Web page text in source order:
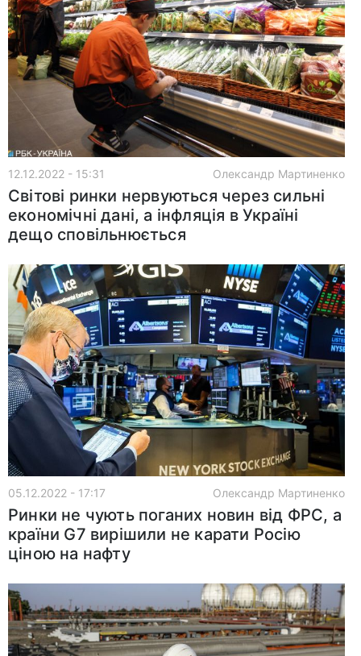
12.12.2022 - 15:31 Олександр Мартиненко
Світові ринки нервуються через сильні
економічні дані, а інфляція в Україні
дещо сповільнюється
05.12.2022 - 17:17 Олександр Мартиненко
Ринки не чують поганих новин від ФРС, а
країни G7 вирішили не карати Росію
ціною на нафту